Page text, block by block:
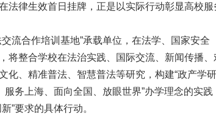
法律生效首日挂牌，正是以实际行动彰显高校服
流合作培训基地”承载单位，在法学、国家安全
将整合学校在法治实践、国际交流、新闻传播、
化、精准普法、智慧普法等研究，构建“政产学研
务上海、面向全国、放眼世界”办学理念的实践
”要求的具体行动。